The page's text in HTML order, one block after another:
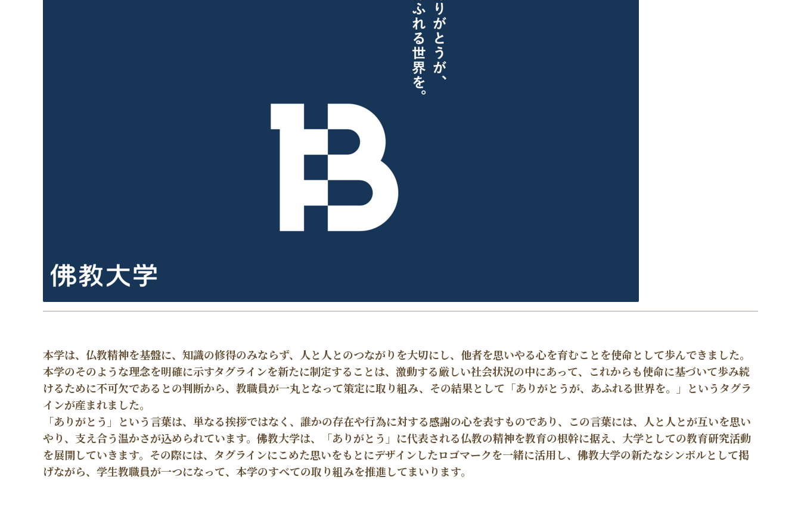
本学は、仏教精神を基盤に、知識の修得のみならず、人と人とのつながりを大切にし、他者を思いやる心を育むことを使命として歩んできました。
本学のそのような理念を明確に示すタグラインを新たに制定することは、激動する厳しい社会状況の中にあって、これからも使命に基づいて歩み続
けるために不可欠であるとの判断から、教職員が一丸となって策定に取り組み、その結果として「ありがとうが、あふれる世界を。」というタグラ
インが産まれました。
「ありがとう」という言葉は、単なる挨拶ではなく、誰かの存在や行為に対する感謝の心を表すものであり、この言葉には、人と人とが互いを思い
やり、支え合う温かさが込められています。佛教大学は、「ありがとう」に代表される仏教の精神を教育の根幹に据え、大学としての教育研究活動
を展開していきます。その際には、タグラインにこめた思いをもとにデザインしたロゴマークを一緒に活用し、佛教大学の新たなシンボルとして掲
げながら、学生教職員が一つになって、本学のすべての取り組みを推進してまいります。